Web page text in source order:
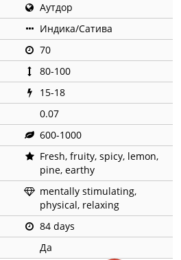
Аутдор
Индика/Сатива
70
80-100
15-18
0.07
600-1000
Fresh, fruity, spicy, lemon,
pine, earthy
mentally stimulating,
physical, relaxing
84 days
Да